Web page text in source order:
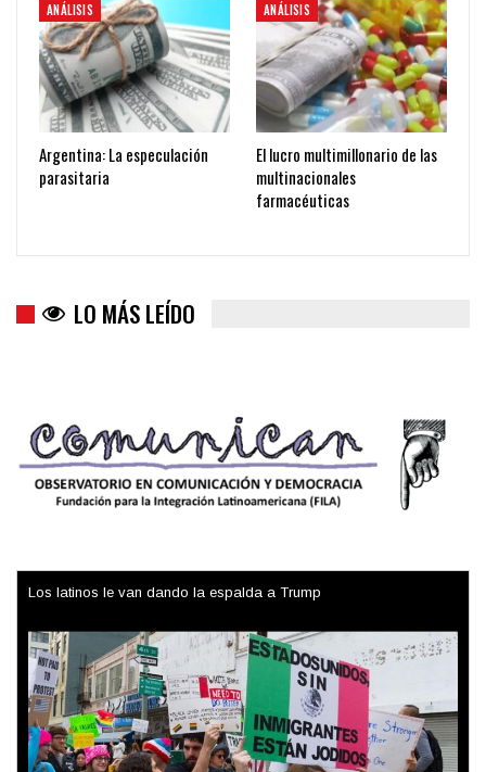
ANÁLISIS
Argentina: La especulación
parasitaria
ANÁLISIS
El lucro multimillonario de las
multinacionales
farmacéuticas
LO MÁS LEÍDO
Los latinos le van dando la espalda a Trump